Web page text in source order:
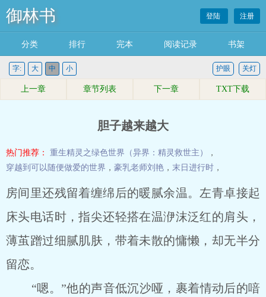
御林书 登陆 注册
分类 排行 完本 阅读记录 书架
字: 大 中 小 关灯
护眼
上一章 章节列表 下一章 TXT下载
胆子越来越大
热门推荐： 重生精灵之绿色世界（异界：精灵救世主）
，
穿越到可以随便做爱的世界 ， 豪乳老师刘艳 ， 末日进行时 ，
房间里还残留着缠绵后的暖腻余温。左青卓接起
床头电话时，指尖还轻搭在温洢沫泛红的肩头，
薄茧蹭过细腻肌肤，带着未散的慵懒，却无半分
留恋。
“嗯。”他的声音低沉沙哑，裹着情动后的喑